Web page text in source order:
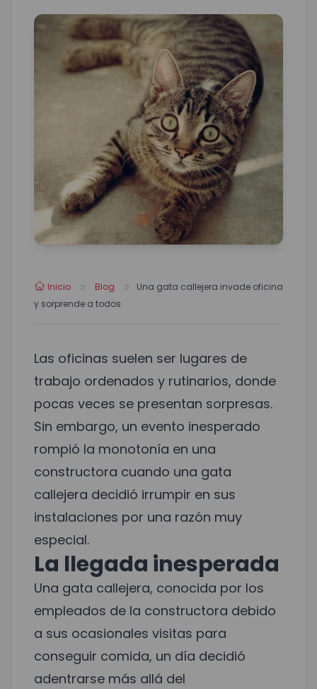
Inicio Blog
Una gata callejera invade oficina
y sorprende a todos
Las oficinas suelen ser lugares de
trabajo ordenados y rutinarios, donde
pocas veces se presentan sorpresas.
Sin embargo, un evento inesperado
rompió la monotonía en una
constructora cuando una gata
callejera decidió irrumpir en sus
instalaciones por una razón muy
especial.
La llegada inesperada
Una gata callejera, conocida por los
empleados de la constructora debido
a sus ocasionales visitas para
conseguir comida, un día decidió
adentrarse más allá del